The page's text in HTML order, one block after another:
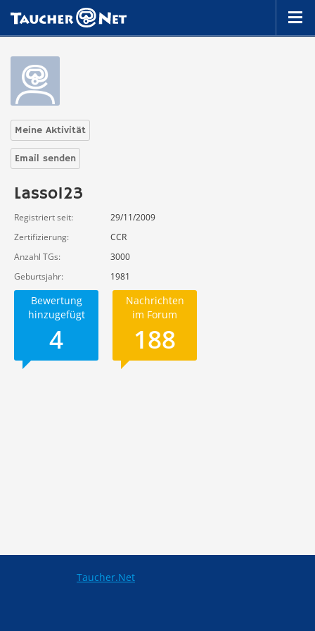
Meine Aktivität
Email senden
Lasso123
Registriert seit
29/11/2009
Zertifizierung
CCR
Anzahl TGs
3000
Geburtsjahr
1981
Bewertung
hinzugefügt
4
Nachrichten
im Forum
188
Taucher.Net